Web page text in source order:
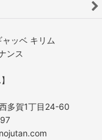
ッベ キリム
ンス
多賀1丁目24-60